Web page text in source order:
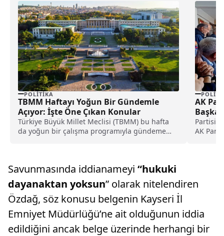
POLITIKA
TBMM Haftayı Yoğun Bir Gündemle
Açıyor: İşte Öne Çıkan Konular
Türkiye Büyük Millet Meclisi (TBMM) bu hafta
da yoğun bir çalışma programıyla gündeme
AK
AK
Savunmasında iddianameyi “hukuki
dayanaktan yoksun” olarak nitelendiren
Özdağ, söz konusu belgenin Kayseri İl
Emniyet Müdürlüğü’ne ait olduğunun iddia
edildiğini ancak belge üzerinde herhangi bir